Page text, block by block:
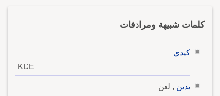
كلمات شبيهة ومرادفات
كيدي
KDE
يدين , لعن